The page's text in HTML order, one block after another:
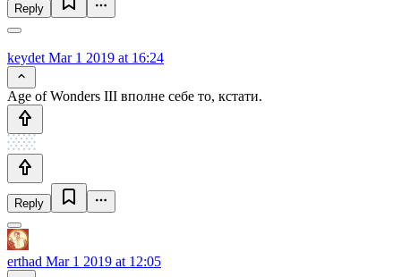
Reply
keydet Mar 1 2019 at 16:24
Age of Wonders III вполне себе то, кстати.
Reply
erthad Mar 1 2019 at 12:05